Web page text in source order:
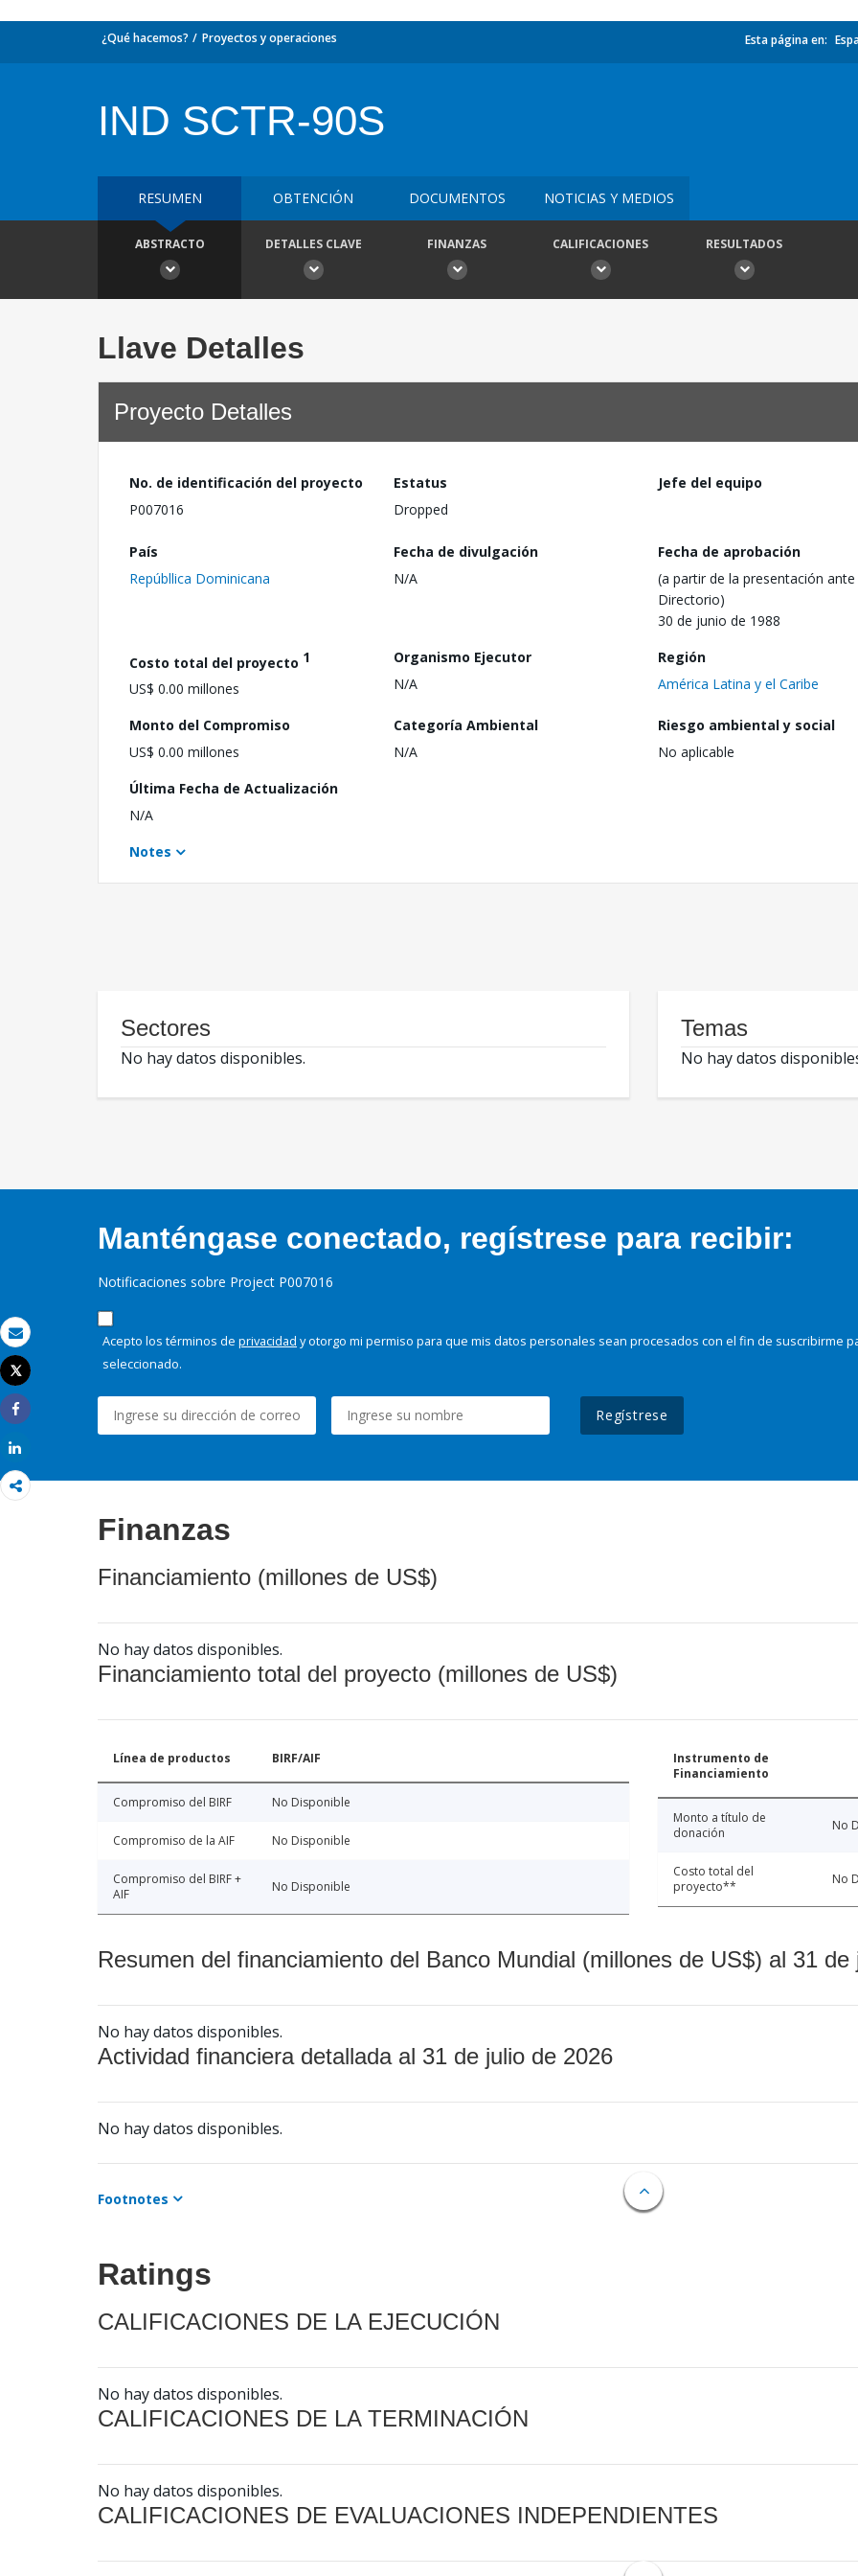
Correo electrónico
Imprimir
Tweet
Share
¿Qué hacemos? Proyectos y operaciones Esta página en:
IND SCTR-90S
RESUMEN OBTENCIÓN DOCUMENTOS NOTICIAS Y MEDIOS
ABSTRACTO DETALLES CLAVE FINANZAS CALIFICACIONES RESULTADOS
Llave Detalles
Proyecto Detalles
No. de identificación del proyecto
P007016
Estatus
Dropped
Jefe del equipo
País
Repúbllica Dominicana
Fecha de divulgación
N/A
Fecha de aprobación
(a partir de la presentación ante
Directorio)
30 de junio de 1988
Costo total del proyecto 1
US$ 0.00 millones
Organismo Ejecutor
N/A
Región
América Latina y el Caribe
Monto del Compromiso
US$ 0.00 millones
Categoría Ambiental
N/A
Riesgo ambiental y social
No aplicable
Última Fecha de Actualización
N/A
Notes
Sectores
No hay datos disponibles.
Temas
No hay datos
Manténgase conectado, regístrese para recibir:
Notificaciones sobre Project P007016
Acepto los términos de privacidad y otorgo mi permiso para que mis datos personales sean procesados con el fin de suscribirme
seleccionado.
Regístrese
Finanzas
Financiamiento (millones de US$)
No hay datos disponibles.
Financiamiento total del proyecto (millones de US$)
Línea de productos BIRF/AIF
Compromiso del BIRF No Disponible
Compromiso de la AIF No Disponible
Compromiso del BIRF +
AIF
No Disponible
Instrumento de
Financiamiento
Monto a título de
donación
No
Costo total del
proyecto**
No
Resumen del financiamiento del Banco Mundial (millones de US$) al 31 de
No hay datos disponibles.
Actividad financiera detallada al 31 de julio de 2026
No hay datos disponibles.
Footnotes
Ratings
CALIFICACIONES DE LA EJECUCIÓN
No hay datos disponibles.
CALIFICACIONES DE LA TERMINACIÓN
No hay datos disponibles.
CALIFICACIONES DE EVALUACIONES INDEPENDIENTES